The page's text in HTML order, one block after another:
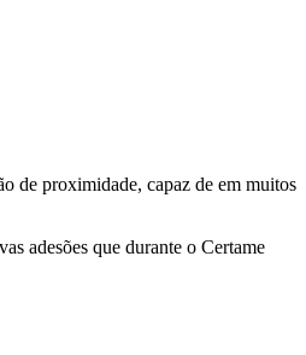
de proximidade, capaz de em muitos
adesões que durante o Certame